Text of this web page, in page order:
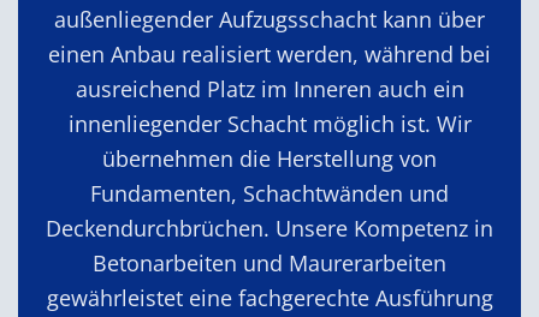
außenliegender Aufzugsschacht kann über
einen Anbau realisiert werden, während bei
ausreichend Platz im Inneren auch ein
innenliegender Schacht möglich ist. Wir
übernehmen die Herstellung von
Fundamenten, Schachtwänden und
Deckendurchbrüchen. Unsere Kompetenz in
Betonarbeiten und Maurerarbeiten
gewährleistet eine fachgerechte Ausführung